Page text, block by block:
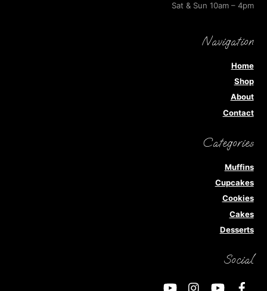
Sat & Sun 10am – 4pm
Navigation
Home
Shop
About
Contact
Categories
Muffins
Cupcakes
Cookies
Cakes
Desserts
Social